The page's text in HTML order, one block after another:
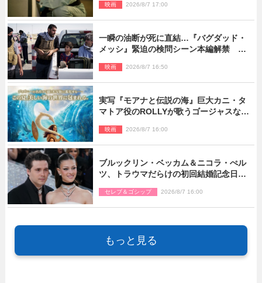
映画 2026/8/7 17:00
一瞬の油断が死に直結…『バグダッド・
メッシ』緊迫の検問シーン本編解禁 監
映画 2026/8/7 16:50
実写『モアナと伝説の海』巨大カニ・タ
マトア役のROLLYが歌うゴージャスな劇
映画 2026/8/7 16:00
ブルックリン・ベッカム＆ニコラ・ぺル
ツ、トラウマだらけの初回結婚記念日は
セレブ＆ゴシップ 2026/8/7 16:00
もっと見る